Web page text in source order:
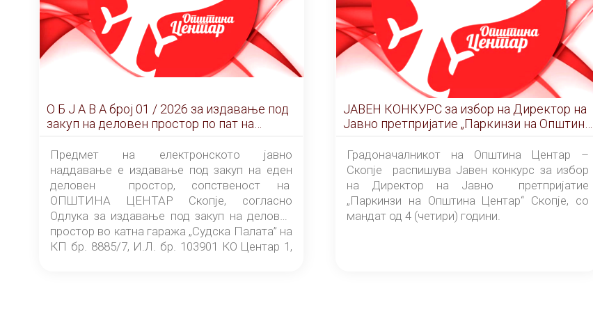
О Б Ј А В А брoj 01 / 2026 за издавање под
закуп на деловен простор по пат на
ЕЛЕКТРОНСКО ЈАВНО НАДДАВАЊЕ
Предмет на електронското јавно
наддавање е издавање под закуп на еден
деловен простор, сопственост на
ОПШТИНА ЦЕНТАР Скопје, согласно
Одлука за издавање под закуп на деловен
простор во катна гаража „Судска Палата” на
КП бр. 8885/7, И.Л. бр. 103901 КО Центар 1,
ЈАВЕН КОНКУРС за избор на Директор на
Јавно претпријатие „Паркинзи на Општина
Центар“ – Скопје
Градоначалникот на Општина Центар –
Скопје распишува Јавен конкурс за избор
на Директор на Јавно претпријатие
„Паркинзи на Општина Центар“ Скопје, со
мандат од 4 (четири) години.